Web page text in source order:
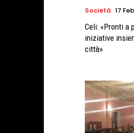
Società 17
Celi: «Pronti a
iniziative
città»